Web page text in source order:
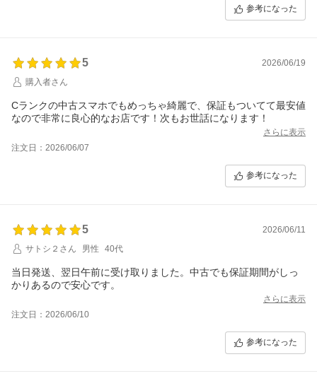
参考になった
5
2026/06/19
購入者さん
Cランクの中古スマホでもめっちゃ綺麗で、保証もついてて最安値
なので非常に良心的なお店です！次もお世話になります！
さらに表示
注文日：2026/06/07
参考になった
5
2026/06/11
サトシ２さん
男性 40代
当日発送、翌日午前に受け取りました。中古でも保証期間がしっ
かりあるので安心です。
さらに表示
注文日：2026/06/10
参考になった